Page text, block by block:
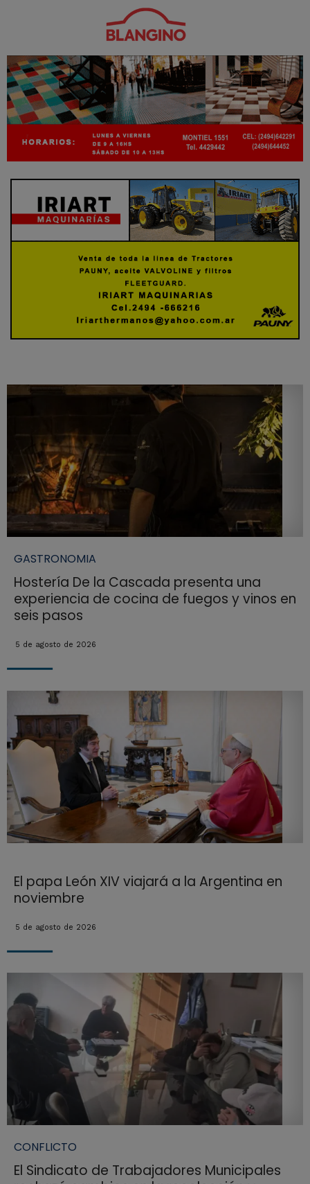
GASTRONOMIA
Hostería De la Cascada presenta una
experiencia de cocina de fuegos y vinos en
seis pasos
5 de agosto de 2026
El papa León XIV viajará a la Argentina en
noviembre
5 de agosto de 2026
CONFLICTO
El Sindicato de Trabajadores Municipales